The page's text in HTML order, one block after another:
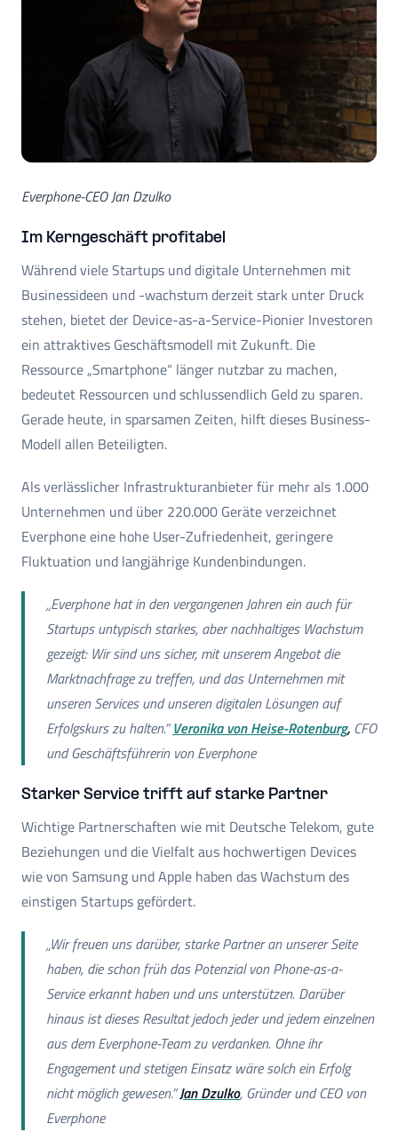
Everphone-CEO Jan Dzulko
Im Kerngeschäft profitabel
Während viele Startups und digitale Unternehmen mit
Businessideen und -wachstum derzeit stark unter Druck
stehen, bietet der Device-as-a-Service-Pionier Investoren
ein attraktives Geschäftsmodell mit Zukunft. Die
Ressource „Smartphone“ länger nutzbar zu machen,
bedeutet Ressourcen und schlussendlich Geld zu sparen.
Gerade heute, in sparsamen Zeiten, hilft dieses Business-
Modell allen Beteiligten.
Als verlässlicher Infrastrukturanbieter für mehr als 1.000
Unternehmen und über 220.000 Geräte verzeichnet
Everphone eine hohe User-Zufriedenheit, geringere
Fluktuation und langjährige Kundenbindungen.
„Everphone hat in den vergangenen Jahren ein auch für
Startups untypisch starkes, aber nachhaltiges Wachstum
gezeigt: Wir sind uns sicher, mit unserem Angebot die
Marktnachfrage zu treffen, und das Unternehmen mit
unseren Services und unseren digitalen Lösungen auf
Erfolgskurs zu halten.”Veronika von Heise-Rotenburg, CFO
und Geschäftsführerin von Everphone
Starker Service trifft auf starke Partner
Wichtige Partnerschaften wie mit Deutsche Telekom, gute
Beziehungen und die Vielfalt aus hochwertigen Devices
wie von Samsung und Apple haben das Wachstum des
einstigen Startups gefördert.
„Wir freuen uns darüber, starke Partner an unserer Seite
haben, die schon früh das Potenzial von Phone-as-a-
Service erkannt haben und uns unterstützen. Darüber
hinaus ist dieses Resultat jedoch jeder und jedem einzelnen
aus dem Everphone-Team zu verdanken. Ohne ihr
Engagement und stetigen Einsatz wäre solch ein Erfolg
nicht möglich gewesen.”Jan Dzulko, Gründer und CEO von
Everphone